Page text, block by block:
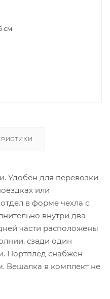
см
Удобен для перевозки
или
в форме чехла с
внутри два
части расположены
сзади один
Портплед снабжен
Вешалка в комплект не